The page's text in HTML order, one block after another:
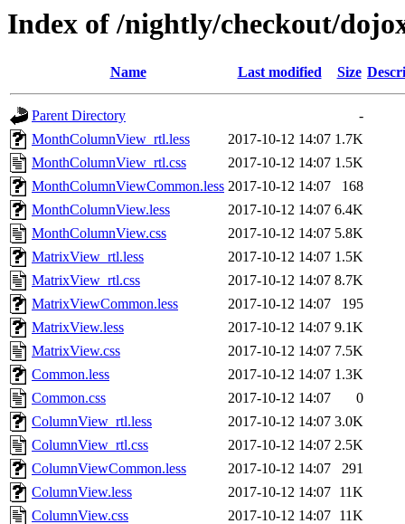
Index of /nightly/checkout/
Name Last modified Size
Parent Directory
-
MonthColumnView_rtl.less
2017-10-12 14:07 1.7K
MonthColumnView_rtl.css
2017-10-12 14:07 1.5K
MonthColumnViewCommon.less 2017-10-12 14:07
168
MonthColumnView.less
2017-10-12 14:07 6.4K
MonthColumnView.css
2017-10-12 14:07 5.8K
MatrixView_rtl.less
2017-10-12 14:07 1.5K
MatrixView_rtl.css
2017-10-12 14:07 8.7K
MatrixViewCommon.less
2017-10-12 14:07
195
MatrixView.less
2017-10-12 14:07 9.1K
MatrixView.css
2017-10-12 14:07 7.5K
Common.less
2017-10-12 14:07 1.3K
Common.css
2017-10-12 14:07
0
ColumnView_rtl.less
2017-10-12 14:07 3.0K
ColumnView_rtl.css
2017-10-12 14:07 2.5K
ColumnViewCommon.less
2017-10-12 14:07
291
ColumnView.less
2017-10-12 14:07 11K
ColumnView.css
2017-10-12 14:07 11K